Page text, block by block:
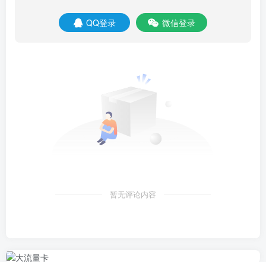
QQ登录 微信登录
暂无评论内容